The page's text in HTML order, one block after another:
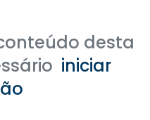
desta
iniciar